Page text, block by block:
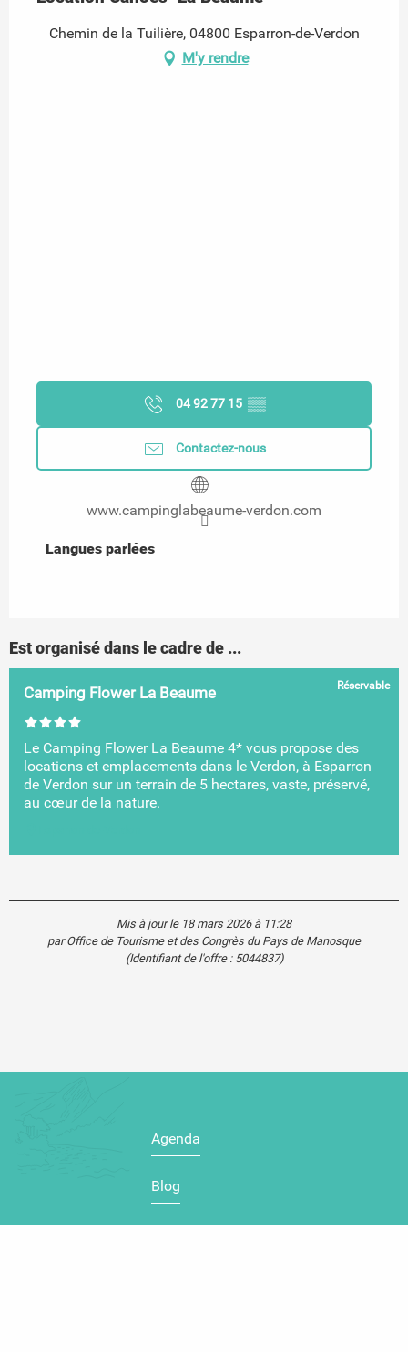
Chemin de la Tuilière, 04800 Esparron-de-Verdon
M'y rendre
04 92 77 15 ▒▒
Contactez-nous
www.campinglabeaume-verdon.com
Langues parlées
Langues parlées
Est organisé dans le cadre de ...
Camping Flower La Beaume
Le Camping Flower La Beaume 4* vous propose des
locations et emplacements dans le Verdon, à Esparron
de Verdon sur un terrain de 5 hectares, vaste, préservé,
au cœur de la nature.
Réservable
Mis à jour le 18 mars 2026 à 11:28
par Office de Tourisme et des Congrès du Pays de Manosque
(Identifiant de l'offre : 5044837)
Agenda
Blog